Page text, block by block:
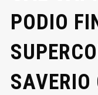
PODIO
SAVERIO